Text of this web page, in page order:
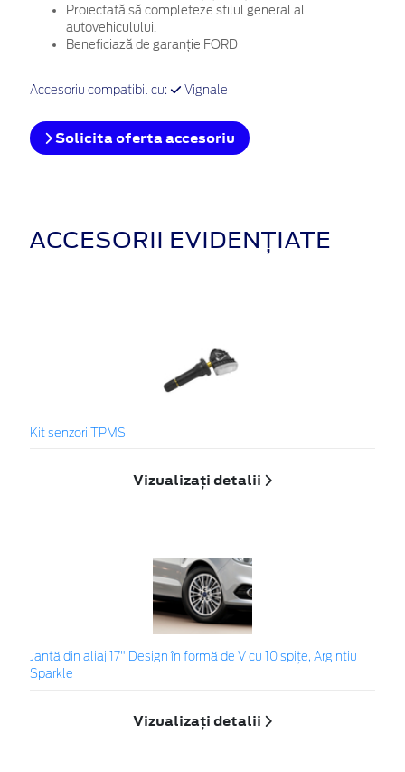
Proiectată să completeze stilul general al
autovehiculului.
Beneficiază de garanție FORD
Accesoriu compatibil cu: Vignale
Solicita oferta accesoriu
ACCESORII EVIDENȚIATE
Kit senzori TPMS
Vizualizați detalii
Jantă din aliaj 17" Design în formă de V cu 10 spiţe, Argintiu
Sparkle
Vizualizați detalii